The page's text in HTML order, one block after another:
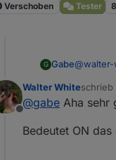
Verschoben Tester
G Gabe@walter-
Offline
Walter Whiteschrieb
zuletzt
@gabe Aha sehr
Bedeutet ON